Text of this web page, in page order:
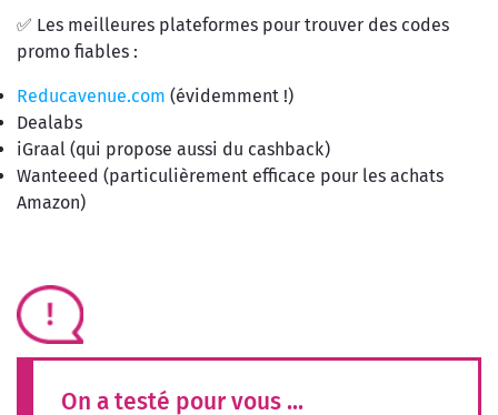
✅ Les meilleures plateformes pour trouver des codes
promo fiables :
Reducavenue.com (évidemment !)
Dealabs
iGraal (qui propose aussi du cashback)
Wanteeed (particulièrement efficace pour les achats
Amazon)
On a testé pour vous ...